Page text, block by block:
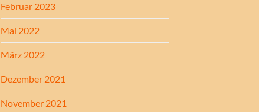
Februar 2023
Mai 2022
März 2022
Dezember 2021
November 2021